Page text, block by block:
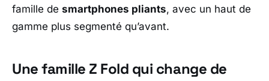
famille de smartphones pliants, avec un haut de
gamme plus segmenté qu’avant.
Une famille Z Fold qui change de